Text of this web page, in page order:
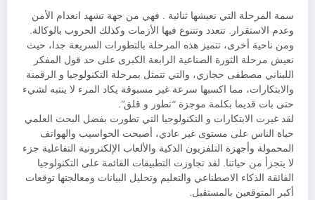
سمة المرحلة التي نعيشها ثنائية . فهي من جهة تشهد انعدام الأمن
وعدم الاستقرار. تتعدد وتتنوع فيها الأزمات وكذلك الحروب بالوكالة.
ومن ناحية أخرى، تتميز هذه المرحلة بالتطورات السريعة جدا، حيث
نعيش مرحلة الثورة الصناعية الرابعة الكبرى على حد قول المفكر
اللبناني مصطفى حجازي، والتي تتمثل بمرحلة التكنولوجيا و الرقمنة
والابتكارات، مما اكسبها سرعة غير مسبوقة يكاد المرء لا ينتبه لشيء
حتى بات قديما بكلمة موجزة “تطور و قلق”.
لقد غيرت الابتكارات و التكنولوجيا التي تطورت بفضل البحث العلمي
حياة الناس على مستوى غير عادي، أصبحت الحواسيب والهواتف
المحمولة وأجهزة التلفزيون الذكية والألعاب الإلكترونية التفاعلية جزء
لا يتجزأ من حياتنا. لقد تجاوزت التطبيقات القائمة على التكنولوجيا
الفائقة الذكاء الاصطناعي والتعليم وتحليل البيانات ومعالجتها توقعات
أكبر المتوقعين بالمستقبل.